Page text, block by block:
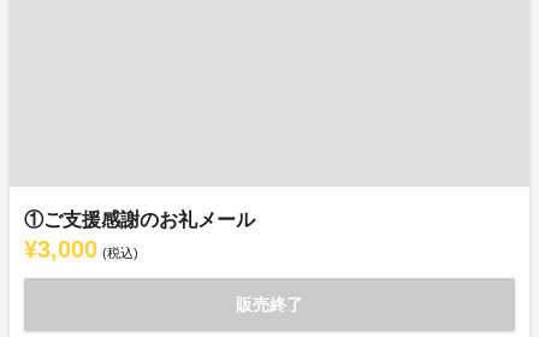
①ご支援感謝のお礼メール
¥3,000 (税込)
販売終了